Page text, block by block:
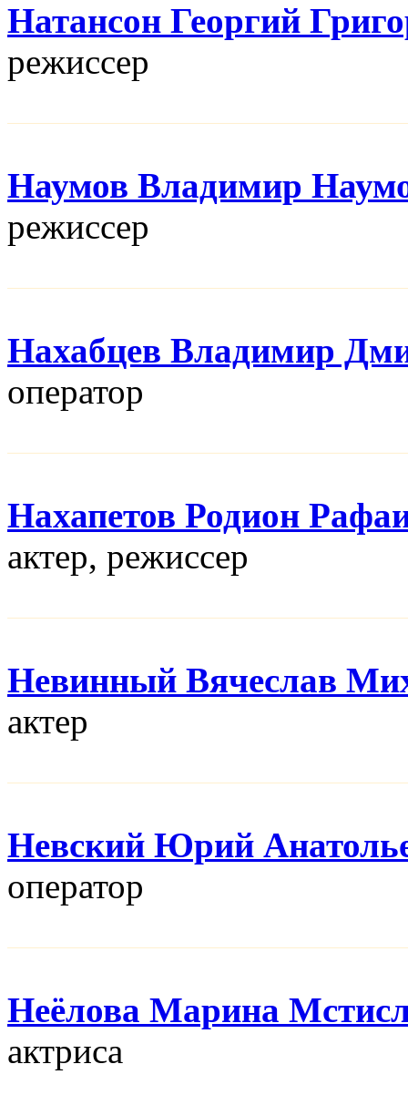
Натансон Георгий
режисcер
Наумов Владимир
режисcер
Нахабцев Владимир
оператор
Нахапетов Родион
актер, режисcер
Невинный Вячеслав
актер
Невский Юрий
оператор
Неёлова Марина
актриса